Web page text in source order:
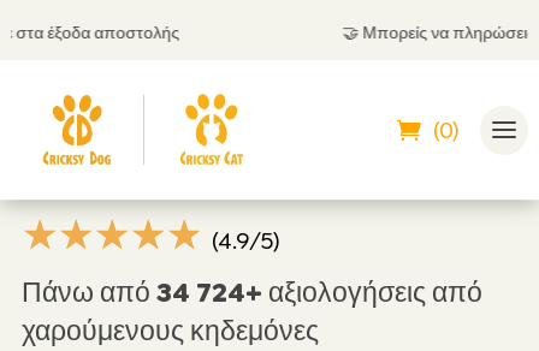
Μπορείς να πληρώσεις και με αντικαταβολή
(0)
☆☆☆☆☆ (4.9/5)
Πάνω από 34 724+ αξιολογήσεις από
χαρούμενους κηδεμόνες